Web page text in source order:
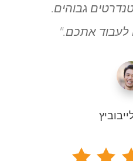
גבוהים.
לעבוד אתכם."